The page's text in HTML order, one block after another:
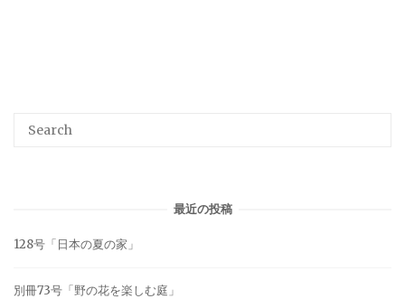
最近の投稿
128号「日本の夏の家」
別冊73号「野の花を楽しむ庭」